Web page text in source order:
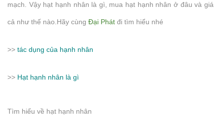
mạch. Vậy hạt hạnh nhân là gì, mua hạt hạnh nhân ở đâu và giá
cả như thế nào.Hãy cùng Đại Phát đi tìm hiểu nhé
>> tác dụng của hạnh nhân
>> Hạt hạnh nhân là gì
Tìm hiểu về hạt hạnh nhân